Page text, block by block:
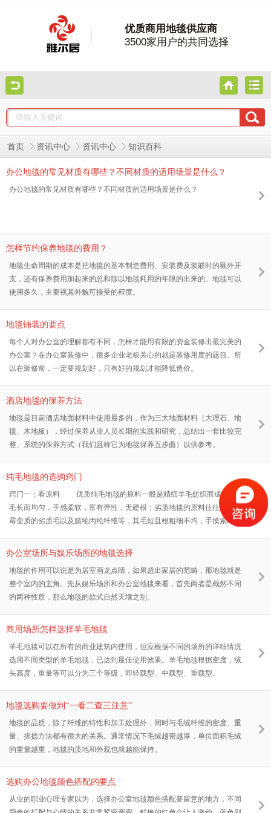
优质商用地毯供应商
3500家用户的共同选择
首页 资讯中心 资讯中心 知识百科
办公地毯的常见材质有哪些？不同材质的适用场景是什么？
办公地毯的常见材质有哪些？不同材质的适用场景是什么？
怎样节约保养地毯的费用？
地毯生命周期的成本是把地毯的基本制造费用、安装费及装嵌时的额外开
支，还有保养费用加起来的总和除以地毯耗用的年限的出来的。地毯可以
使用多久，主要视其外貌可接受的程度。
地毯铺装的要点
每个人对办公室的理解都有不同，怎样才能用有限的资金装修出最完美的
办公室？在办公室装修中，很多企业老板关心的就是装修用度的题目。所
以在装修前，一定要规划好，只有好的规划才能降低造价。
酒店地毯的保养方法
地毯是目前酒店地面材料中使用最多的，作为三大地面材料（大理石、地
毯、木地板），经过保养从业人员长期的实践和研究，总结出一套比较完
整、系统的保养方式（我们且称它为地毯保养五步曲）以供参考。
纯毛地毯的选购窍门
窍门一：看原料 优质纯毛地毯的原料一般是精细羊毛纺织而成，其
毛长而均匀，手感柔软，富有弹性，无硬根；劣质地毯的原料往往混有发
霉变质的劣质毛以及腈纶丙纶纤维等，其毛短且根粗细不均，手摸索时无
办公室场所与娱乐场所的地毯选择
地毯的作用可以说是为居室画龙点睛，如果超出家居的范畴，那地毯就是
整个室内的主角。先从娱乐场所和办公室地毯来看，首先两者是截然不同
的两种性质，那么地毯的款式自然天壤之别。
商用场所怎样选择羊毛地毯
羊毛地毯可以在所有的商业建筑内使用，但应根据不同的场所的详细情况
选用不同类型的羊毛地毯，已达到最佳使用效果。羊毛地毯根据密度，绒
头高度，重量等可以分为三个等级，即轻载型、中载型、重载型。
地毯选购要做到“一看二查三注意”
地毯的品质，除了纤维的特性和加工处理外，同时与毛绒纤维的密度、重
量、搓捻方法都有很大的关系。通常情况下毛绒越密越厚，单位面积毛绒
的重量越重，地毯的质地和外观也就越能保持。
选购办公地毯颜色搭配的要点
从业的职业心理专家以为，选择办公室地毯颜色搭配要留意的地方，不同